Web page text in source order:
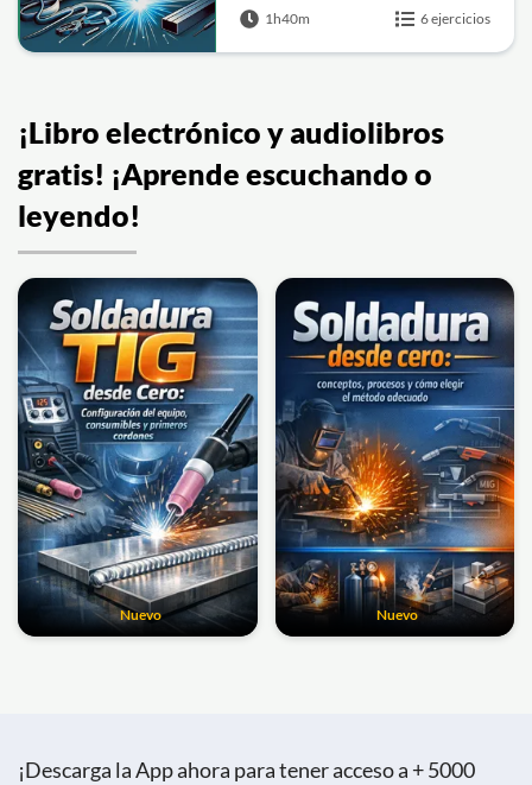
1h40m 6 ejercicios
¡Libro electrónico y audiolibros
gratis! ¡Aprende escuchando o
leyendo!
Nuevo Nuevo
¡Descarga la App ahora para tener acceso a + 5000